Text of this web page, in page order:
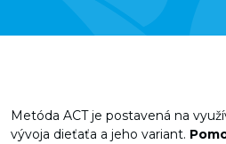
Metóda ACT je postavená na
vývoja dieťaťa a jeho variant.